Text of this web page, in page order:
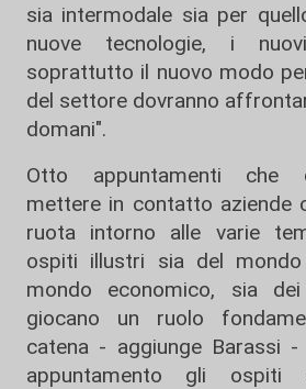
sia intermodale sia per
nuove tecnologie, i
soprattutto il nuovo modo
del settore dovranno
domani".
Otto appuntamenti che
mettere in contatto aziende
ruota intorno alle varie
ospiti illustri sia del
mondo economico, sia
giocano un ruolo
catena - aggiunge Barassi
appuntamento gli ospiti